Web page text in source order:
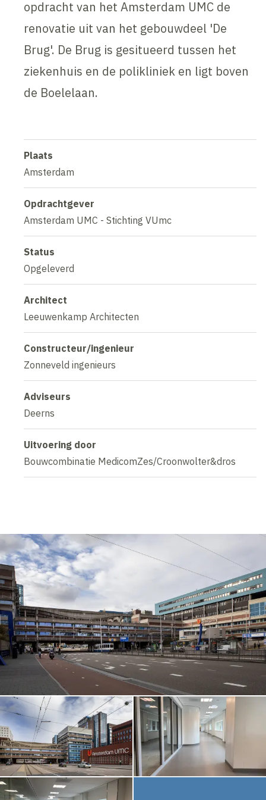
opdracht van het Amsterdam UMC de
renovatie uit van het gebouwdeel 'De
Brug'. De Brug is gesitueerd tussen het
ziekenhuis en de polikliniek en ligt boven
de Boelelaan.
Plaats
Amsterdam
Opdrachtgever
Amsterdam UMC - Stichting VUmc
Status
Opgeleverd
Architect
Leeuwenkamp Architecten
Constructeur/ingenieur
Zonneveld ingenieurs
Adviseurs
Deerns
Uitvoering door
Bouwcombinatie MedicomZes/Croonwolter&dros